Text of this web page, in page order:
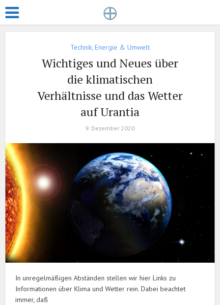
Technik, Energie & Umwelt
Wichtiges und Neues über
die klimatischen
Verhältnisse und das Wetter
auf Urantia
9. Dezember 2020
In unregelmäßigen Abständen stellen wir hier Links zu
Informationen über Klima und Wetter rein. Dabei beachtet
immer, daß